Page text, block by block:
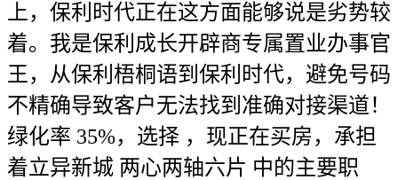
上，保利时代正在这方面能够说是劣势较
着。我是保利成长开辟商专属置业办事官
王，从保利梧桐语到保利时代，避免号码
不精确导致客户无法找到准确对接渠道！
绿化率 35%，选择 ，现正在买房，承担
着立异新城 两心两轴六片 中的主要职